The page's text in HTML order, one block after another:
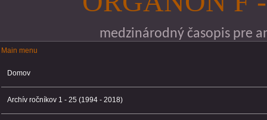
medzinárodný časopis pre
Main menu
Main menu
Domov
Archív ročníkov 1 - 25 (1994 - 2018)